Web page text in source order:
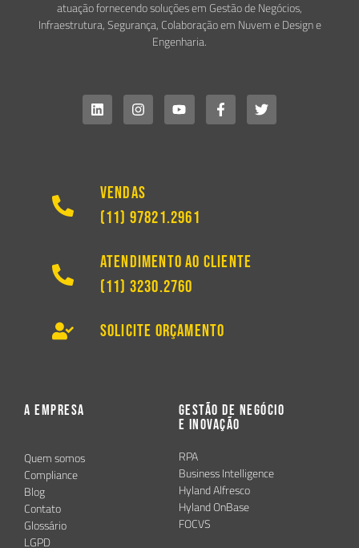
atuação fornecendo soluções em Gestão de Negócios,
Infraestrutura, Segurança, Colaboração em Nuvem e Design e
Engenharia.
Vendas
(11) 97821.2961
Atendimento ao Cliente
(11) 3230.2760
Solicite Orçamento
A Empresa
Quem somos
Compliance
Blog
Contato
Glossário
LGPD
Gestão de Negócio
e Inovação
RPA
Business Intelligence
Hyland Alfresco
Hyland OnBase
FOCVS